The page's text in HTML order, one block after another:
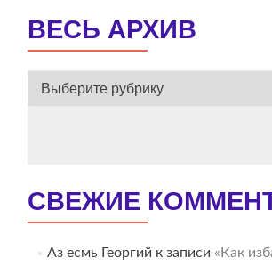
ВЕСЬ АРХИВ
ВЕСЬ
СВЕЖИЕ
Аз есмь Георгий к записи «Как